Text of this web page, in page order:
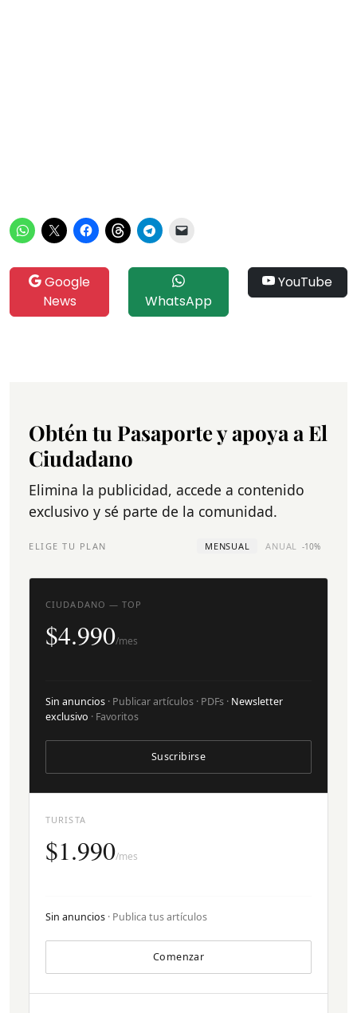
Google
News
WhatsApp
YouTube
Obtén tu Pasaporte y apoya a El
Ciudadano
Elimina la publicidad, accede a contenido
exclusivo y sé parte de la comunidad.
ELIGE TU PLAN MENSUAL ANUAL -10%
TURISTA
$1.990/mes
Sin anuncios · Publica tus artículos
Comenzar
CIUDADANO — TOP
$4.990/mes
Sin anuncios · Publicar artículos · PDFs · Newsletter
exclusivo · Favoritos
Suscribirse